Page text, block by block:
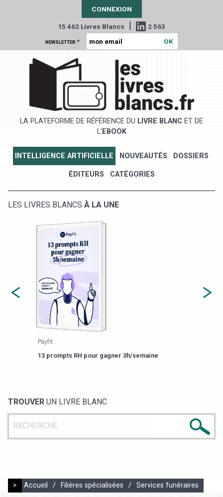
CONNEXION
15 462 Livres Blancs | 2 563
NEWSLETTER *
LA PLATEFORME DE RÉFÉRENCE DU LIVRE BLANC ET DE
L' EBOOK
INTELLIGENCE ARTIFICIELLE NOUVEAUTÉS DOSSIERS
ÉDITEURS CATÉGORIES
LES LIVRES BLANCS À LA UNE
Payfit
13 prompts RH pour gagner 3h/semaine
TROUVER UN LIVRE BLANC
> Accueil / Filières spécialisées / Services funéraires